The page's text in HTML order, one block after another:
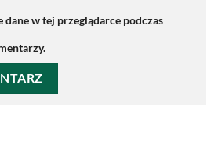
dane w tej przeglądarce podczas